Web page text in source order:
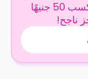
يحبونه حقًا! قم بالإحالة واكسب 50 جنيهًا
ناجح!